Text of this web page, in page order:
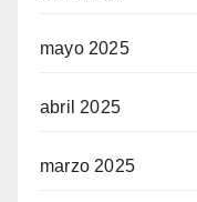
mayo 2025
abril 2025
marzo 2025